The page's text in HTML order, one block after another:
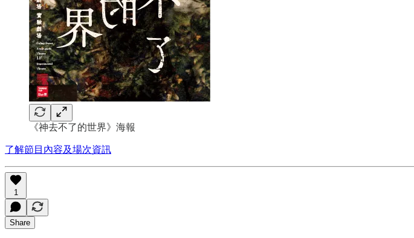
《神去不了的世界》海報
了解節目內容及場次資訊
1
Share